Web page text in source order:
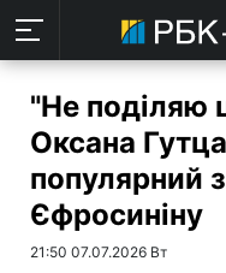
"Не поділяю
Оксана
популярний
Єфросиніну
21:50 07.07.2026 Вт